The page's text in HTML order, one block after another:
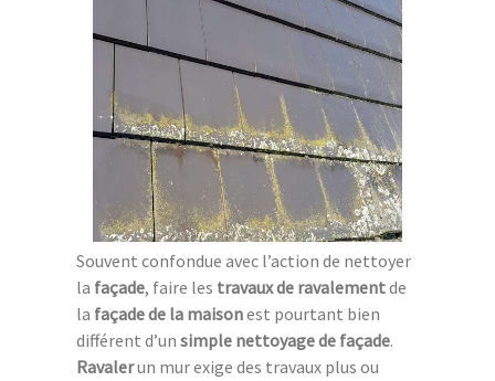
Souvent confondue avec l’action de nettoyer
la façade, faire les travaux de ravalementde
la façade de la maisonest pourtant bien
différent d’un simple nettoyage de façade.
Ravalerun mur exige des travaux plus ou